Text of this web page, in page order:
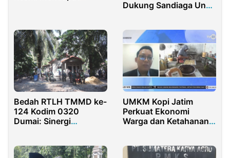
Dukung Sandiaga Uno
Bedah RTLH TMMD ke-
124 Kodim 0320
Dumai: Sinergi
UMKM Kopi Jatim
Perkuat Ekonomi
Warga dan Ketahanan